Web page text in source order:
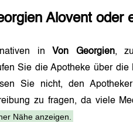
Aloventoder
in Von Georgien,
Sie die Apotheke über die
Sie nicht, den
zu fragen, da viele
Nähe anzeigen.